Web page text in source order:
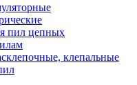
пил цепных
клепальные